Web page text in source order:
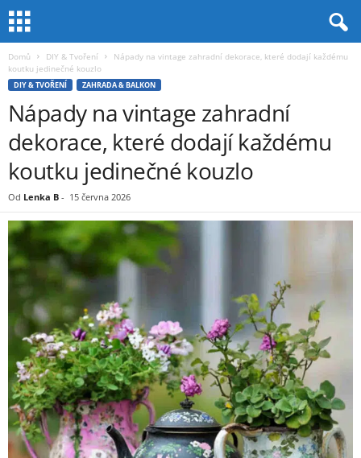
Domů DIY & Tvoření
Nápady na vintage zahradní dekorace, které dodají každému
koutku jedinečné kouzlo
DIY & TVOŘENÍ ZAHRADA & BALKON
Nápady na vintage zahradní
dekorace, které dodají každému
koutku jedinečné kouzlo
Od Lenka B - 15 června 2026